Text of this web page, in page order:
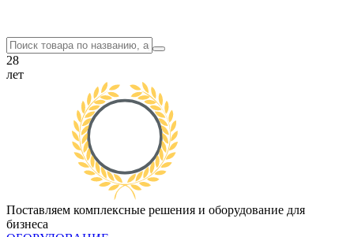
28
лет
Поставляем комплексные решения и оборудование для
бизнеса